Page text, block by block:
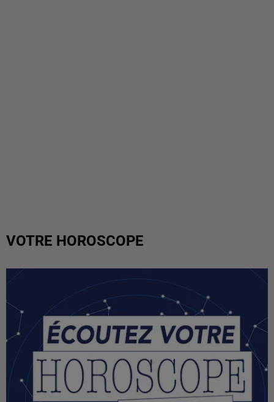
VOTRE HOROSCOPE